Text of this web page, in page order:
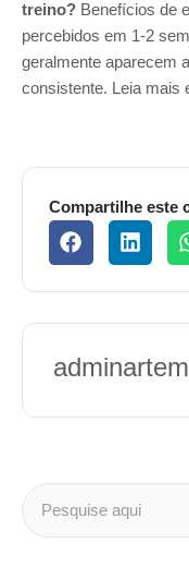
treino? Benefícios de
percebidos em 1-2
geralmente aparecem
consistente. Leia mais
Compartilhe este